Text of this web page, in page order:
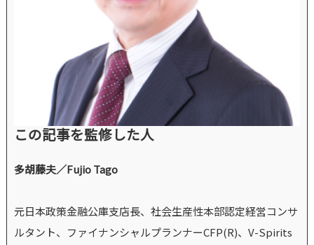
この記事を監修した人
多胡藤夫／Fujio Tago
元日本政策金融公庫支店長、社会生産性本部認定経営コンサ
ルタント、ファイナンシャルプランナーCFP(R)、V-Spirits